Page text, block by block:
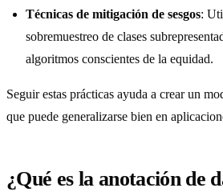
Técnicas de mitigación de sesgos:
sobremuestreo de clases
algoritmos conscientes de la equidad.
Seguir estas prácticas ayuda a crear un
que puede generalizarse bien en
¿Qué es la anotación de